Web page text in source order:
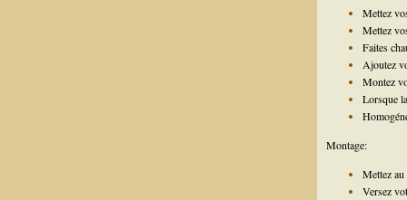
Mettez
Mettez
Faites
Ajoutez
Montez
Lorsque
Montage:
Mettez
Versez